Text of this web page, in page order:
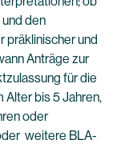
den
präklinischer und
Anträge zur
für die
Alter bis 5 Jahren,
oder
weitere BLA-